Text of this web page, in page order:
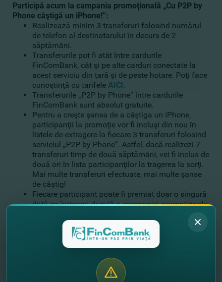
Participă acum la campania promoţională „Cu P2P by
Phone câştigă un iPhone!”:
Realizează minim 3 transferuri folosind numărul
de telefon al destinatarului în decurs de 2
săptămâni.
Transferurile pot fi atât între cardurile
FinComBank, cât şi pe alte carduri conectate la
acest serviciu din ţară şi de peste hotare. Poţi face
cunoştinţă cu tarifele AICI
Transferurile „P2P by Phone” între cardurile
FinComBank sunt absolut gratuite.
Pentru a creşte şansa de a câştiga un iPhone,
participanţii la promoţie vor fi incluşi din nou în
listele de extragere la fiecare 3 transferuri folosind
serviciul „P2P by Phone”. Astfel, dacă realizezi 7
transferuri timp de două săptămâni, vei fi inclus de
două ori în lista participanţilor la tragerea la sorţi.
Mai multe transferuri efectuate, mai multe şanse
de câştig!
Fiecare participant poate fi premiat doar o singură
dată pe întreaga durată a campaniei promoţionale.
Avantajele serviciuluiP2P by Phonede la FinComBank:
FĂRĂ A ŞTI NR. CARDULUI. Pentru a trimite un transfer,
este suficient să îţi aduci aminte cum ai notat prietenul
în lista ta de contacte din smartphone. Nu mai ai nevoie
Câteva clickuri şi banii sunt pe card.
Transferurile au loc în maximă siguranţă, iar tu